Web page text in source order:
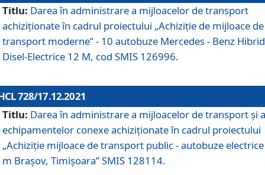
Titlu: Darea în administrare a mijloacelor de transport
achiziționate în cadrul proiectului „Achiziţie de mijloace de
transport moderne” - 10 autobuze Mercedes - Benz Hibrid
Disel-Electrice 12 M, cod SMIS 126996.
728/17.12.2021
Titlu: Darea în administrare a mijloacelor de transport și a
echipamentelor conexe achiziționate în cadrul proiectului
„Achiziție mijloace de transport public - autobuze
m Brașov, Timișoara” SMIS 128114.